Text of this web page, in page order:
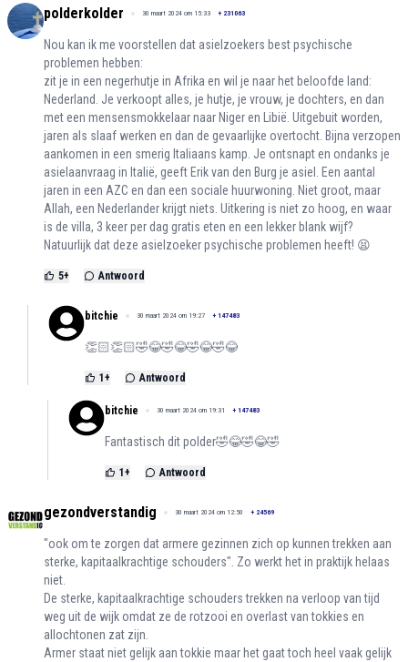
polderkolder 30 maart 2024 om 15:33 + 231063
Nou kan ik me voorstellen dat asielzoekers best psychische
problemen hebben:
zit je in een negerhutje in Afrika en wil je naar het beloofde land:
Nederland. Je verkoopt alles, je hutje, je vrouw, je dochters, en dan
met een mensensmokkelaar naar Niger en Libië. Uitgebuit worden,
jaren als slaaf werken en dan de gevaarlijke overtocht. Bijna verzopen
aankomen in een smerig Italiaans kamp. Je ontsnapt en ondanks je
asielaanvraag in Italië, geeft Erik van den Burg je asiel. Een aantal
jaren in een AZC en dan een sociale huurwoning. Niet groot, maar
Allah, een Nederlander krijgt niets. Uitkering is niet zo hoog, en waar
is de villa, 3 keer per dag gratis eten en een lekker blank wijf?
Natuurlijk dat deze asielzoeker psychische problemen heeft! 😫
5+ Antwoord
bitchie 30 maart 2024 om 19:27 + 147483
👏🏻👏🏻🤣😂🤣😂🤣😂🤣😂
1 + Antwoord
bitchie 30 maart 2024 om 19:31 + 147483
Fantastisch dit polder🤣😂🤣😂🤣
1 + Antwoord
gezondverstandig 30 maart 2024 om 12:50 + 24569
"ook om te zorgen dat armere gezinnen zich op kunnen trekken aan
sterke, kapitaalkrachtige schouders". Zo werkt het in praktijk helaas
niet.
De sterke, kapitaalkrachtige schouders trekken na verloop van tijd
weg uit de wijk omdat ze de rotzooi en overlast van tokkies en
allochtonen zat zijn.
Armer staat niet gelijk aan tokkie maar het gaat toch heel vaak gelijk